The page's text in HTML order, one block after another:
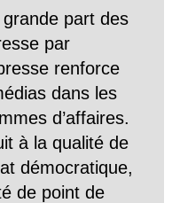
grande part des
par
renforce
dans les
d’affaires.
à la qualité de
démocratique,
de point de